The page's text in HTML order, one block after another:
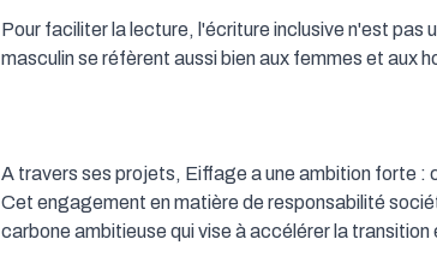
Pour faciliter la lecture, l'écriture inclusive n'est pas
masculin se réfèrent aussi bien aux femmes et aux
A travers ses projets, Eiffage a une ambition forte :
Cet engagement en matière de responsabilité
carbone ambitieuse qui vise à accélérer la